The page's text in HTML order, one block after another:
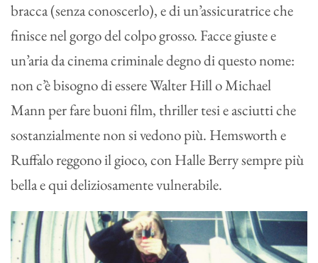
bracca (senza conoscerlo), e di un’assicuratrice che
finisce nel gorgo del colpo grosso. Facce giuste e
un’aria da cinema criminale degno di questo nome:
non c’è bisogno di essere Walter Hill o Michael
Mann per fare buoni film, thriller tesi e asciutti che
sostanzialmente non si vedono più. Hemsworth e
Ruffalo reggono il gioco, con Halle Berry sempre più
bella e qui deliziosamente vulnerabile.